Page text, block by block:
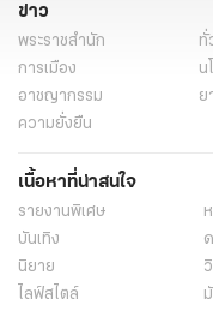
ข่าว
พระราชสำนัก ทั่
การเมือง
น
อาชญากรรม
ย
ความยั่งยืน
เนื้อหาที่น่าสนใจ
รายงานพิเศษ
บันเทิง
นิยาย
ไลฟ์สไตล์